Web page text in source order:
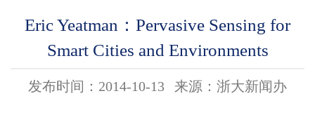
Eric Yeatman：Pervasive Sensing for
Smart Cities and Environments
发布时间：2014-10-13 来源：浙大新闻办